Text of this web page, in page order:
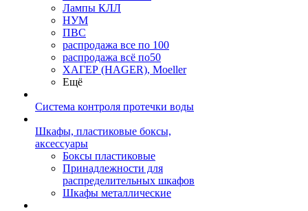
Лампы КЛЛ
НУМ
ПВС
распродажа все по 100
распродажа всё по50
ХАГЕР (HAGER), Moeller
Ещё
Система контроля протечки воды
Шкафы, пластиковые боксы,
аксессуары
Боксы пластиковые
Принадлежности для
распределительных шкафов
Шкафы металлические